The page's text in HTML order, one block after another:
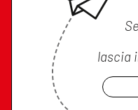
lascia